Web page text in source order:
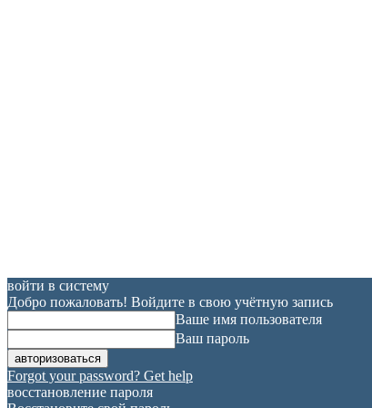
войти в систему
Добро пожаловать! Войдите в свою учётную запись
Ваше имя пользователя
Ваш пароль
Forgot your password? Get help
восстановление пароля